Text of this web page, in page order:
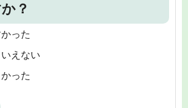
？
った
えない
った